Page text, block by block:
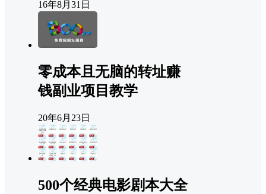
16年8月31日
零成本且无脑的转址赚
钱副业项目教学
20年6月23日
500个经典电影剧本大全